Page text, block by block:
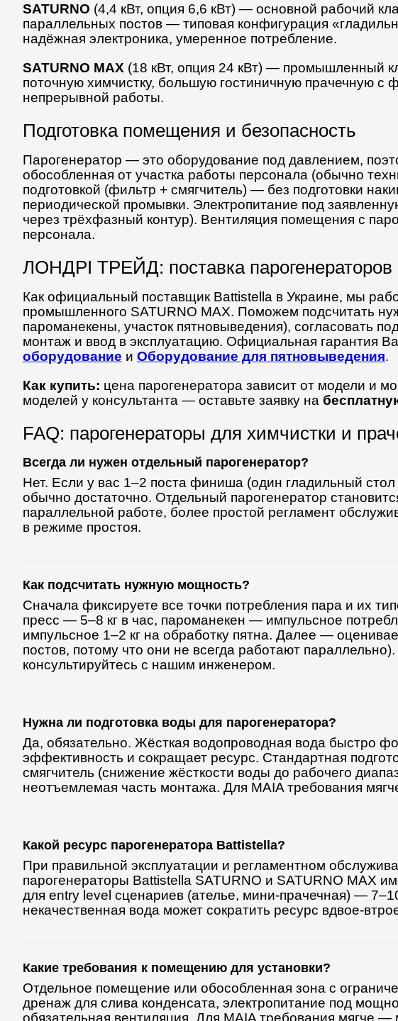
SATURNO (4,4 кВт, опция 6,6 кВт) — основной рабочий
параллельных постов — типовая конфигурация
надёжная электроника, умеренное потребление.
SATURNO MAX (18 кВт, опция 24 кВт) — промышленный
поточную химчистку, большую гостиничную прачечную
непрерывной работы.
Подготовка помещения и безопасность
Парогенератор — это оборудование под давлением,
обособленная от участка работы персонала (обычно
подготовкой (фильтр + смягчитель) — без подготовки
периодической промывки. Электропитание под
через трёхфазный контур). Вентиляция помещения с
персонала.
ЛОНДРІ ТРЕЙД: поставка парогенераторов
Как официальный поставщик Battistella в Украине, мы
промышленного SATURNO MAX. Поможем подсчитать
пароманекены, участок пятновыведения), согласовать
монтаж и ввод в эксплуатацию. Официальная гарантия
оборудование и Оборудование для пятновыведения.
Как купить: цена парогенератора зависит от модели и
моделей у консультанта — оставьте заявку на
FAQ: парогенераторы для химчистки и
Всегда ли нужен отдельный парогенератор?
Нет. Если у вас 1–2 поста финиша (один гладильный
обычно достаточно. Отдельный парогенератор
параллельной работе, более простой регламент
в режиме простоя.
Как подсчитать нужную мощность?
Сначала фиксируете все точки потребления пара и их
пресс — 5–8 кг в час, пароманекен — импульсное
импульсное 1–2 кг на обработку пятна. Далее —
постов, потому что они не всегда работают
консультируйтесь с нашим инженером.
Нужна ли подготовка воды для парогенератора?
Да, обязательно. Жёсткая водопроводная вода быстро
эффективность и сокращает ресурс. Стандартная
смягчитель (снижение жёсткости воды до рабочего
неотъемлемая часть монтажа. Для MAIA требования
Какой ресурс парогенератора Battistella?
При правильной эксплуатации и регламентном
парогенераторы Battistella SATURNO и SATURNO MAX
для entry level сценариев (ателье, мини-прачечная) —
некачественная вода может сократить ресурс вдвое-
Какие требования к помещению для установки?
Отдельное помещение или обособленная зона с
дренаж для слива конденсата, электропитание под
обязательная вентиляция. Для MAIA требования мягче